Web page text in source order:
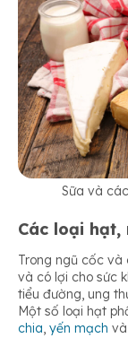
Sữa và
Các loại hạt,
Trong ngũ cốc và
và có lợi cho sức
tiểu đường, ung
Một số loại hạt
chia, yến mạch